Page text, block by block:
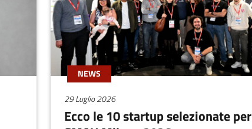
NEWS
29 Luglio 2026
Ecco le 10 startup selezionate per